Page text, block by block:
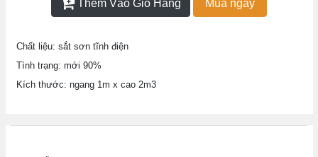
Thêm Vào Giỏ Hàng Mua ngay
Chất liệu: sắt sơn tĩnh điện
Tình trạng: mới 90%
Kích thước: ngang 1m x cao 2m3